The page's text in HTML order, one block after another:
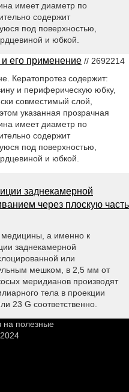
имеет диаметр по
содержит
под поверхностью,
и юбкой.
и его применение // 2692214
Кератопротез содержит:
и периферическую юбку,
совместимый слой,
указанная прозрачная
имеет диаметр по
содержит
под поверхностью,
и юбкой.
заднекамерной
через плоскую часть
медицины, а именно к
заднекамерной
или
мешком, в 2,5 мм от
меридианов производят
тела в проекции
23 G соответственно.
на полезные